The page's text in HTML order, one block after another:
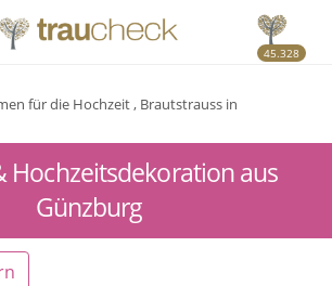
45.328
für die Hochzeit , Brautstrauss in
Hochzeitsdekoration aus
Günzburg